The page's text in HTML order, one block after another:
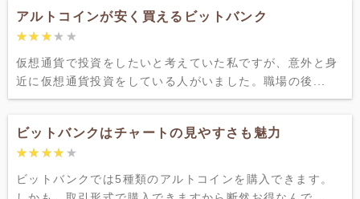
アルトコインが安く買えるビットバンク
★★★★★
★★★★★
仮想通貨で投資をしたいと考えていた私ですが、意外と身
近に仮想通貨投資をしている人がいました。職場の後...
ビットバンクはチャートの見やすさも魅力
★★★★★
★★★★★
ビットバンクでは5種類のアルトコインを購入できます。